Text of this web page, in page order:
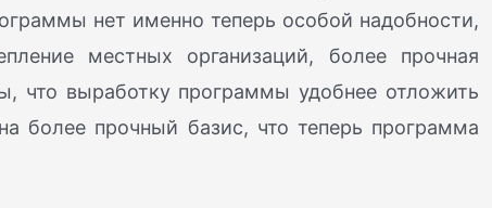
нет именно теперь особой надобности,
местных организаций, более прочная
что выработку программы удобнее отложить
более прочный базис, что теперь программа